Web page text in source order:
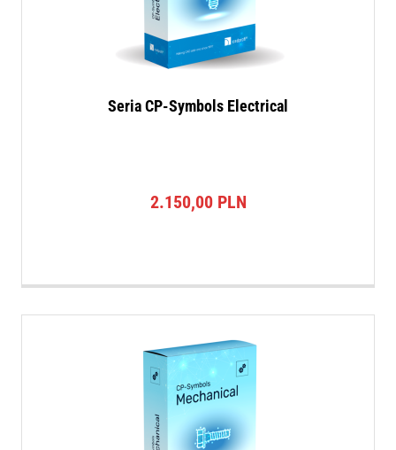
Seria CP-Symbols Electrical
2.150,00 PLN